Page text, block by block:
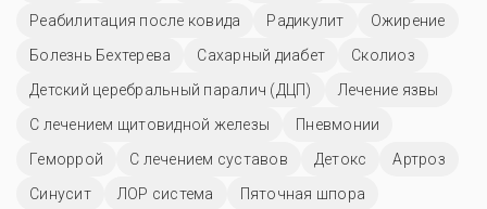
Реабилитация после ковида
Радикулит
Ожирение
Болезнь Бехтерева
Сахарный диабет
Сколиоз
Детский церебральный паралич (ДЦП)
Лечение язвы
С лечением щитовидной железы
Пневмонии
Геморрой
С лечением суставов Детокс
Артроз
Синусит
ЛОР система
Пяточная шпора